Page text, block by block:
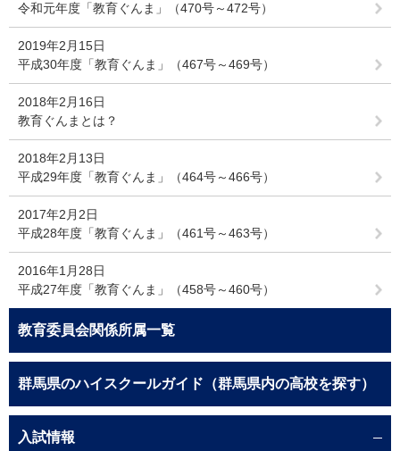
令和元年度「教育ぐんま」（470号～472号）
2019年2月15日
平成30年度「教育ぐんま」（467号～469号）
2018年2月16日
教育ぐんまとは？
2018年2月13日
平成29年度「教育ぐんま」（464号～466号）
2017年2月2日
平成28年度「教育ぐんま」（461号～463号）
2016年1月28日
平成27年度「教育ぐんま」（458号～460号）
教育委員会関係所属一覧
群馬県のハイスクールガイド（群馬県内の高校を探す）
入試情報